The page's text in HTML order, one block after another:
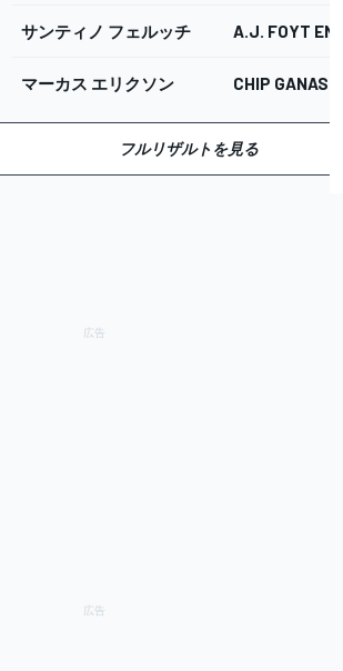
サンティノ フェルッチ A.J. FOYT
マーカス エリクソン CHIP
フルリザルトを見る